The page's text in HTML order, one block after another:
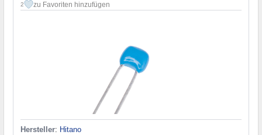
2 zu Favoriten hinzufügen
Hersteller: Hitano